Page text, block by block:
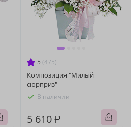
5 (475)
Композиция "Милый
сюрприз"
В наличии
5 610 ₽